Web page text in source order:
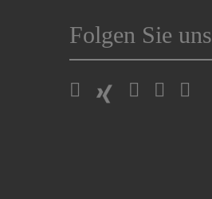
Folgen Sie uns